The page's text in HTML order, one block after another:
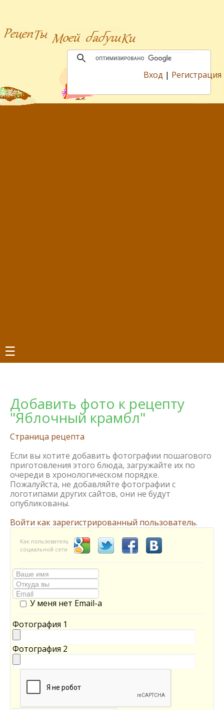
Вход | Регистрация
☰
Добавить фото к рецепту
"Яблочный крамбл"
Страница рецепта
Если вы хотите добавить фотографии пошагового
приготовления этого блюда, загружайте их по
очереди в хронологическом порядке.
Пожалуйста, не добавляйте фотографии с
логотипами других сайтов, они не будут
опубликованы.
Войти как зарегистрированный пользователь.
Как пользователь
социальной сети
У меня нет Email-а
Фотография 1
Фотография 2